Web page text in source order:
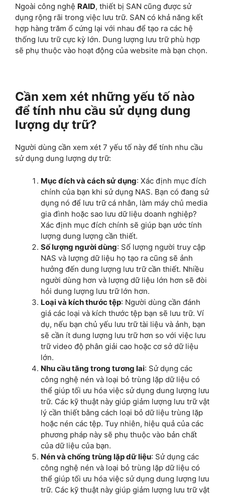
Ngoài công nghệ RAID, thiết bị SAN cũng được sử
dụng rộng rãi trong việc lưu trữ. SAN có khả năng kết
hợp hàng trăm ổ cứng lại với nhau để tạo ra các hệ
thống lưu trữ cực kỳ lớn. Dung lượng lưu trữ phù hợp
sẽ phụ thuộc vào hoạt động của website mà bạn chọn.
Cần xem xét những yếu tố nào
để tính nhu cầu sử dụng dung
lượng dự trữ?
Người dùng cần xem xét 7 yếu tố này để tính nhu cầu
sử dụng dung lượng dự trữ:
Mục đích và cách sử dụng: Xác định mục đích
chính của bạn khi sử dụng NAS. Bạn có đang sử
dụng nó để lưu trữ cá nhân, làm máy chủ media
gia đình hoặc sao lưu dữ liệu doanh nghiệp?
Xác định mục đích chính sẽ giúp bạn ước tính
lượng dung lượng cần thiết.
Số lượng người dùng: Số lượng người truy cập
NAS và lượng dữ liệu họ tạo ra cũng sẽ ảnh
hưởng đến dung lượng lưu trữ cần thiết. Nhiều
người dùng hơn và lượng dữ liệu lớn hơn sẽ đòi
hỏi dung lượng lưu trữ lớn hơn.
Loại và kích thước tệp: Người dùng cần đánh
giá các loại và kích thước tệp bạn sẽ lưu trữ. Ví
dụ, nếu bạn chủ yếu lưu trữ tài liệu và ảnh, bạn
sẽ cần ít dung lượng lưu trữ hơn so với việc lưu
trữ video độ phân giải cao hoặc cơ sở dữ liệu
lớn.
Nhu cầu tăng trong tương lai: Sử dụng các
công nghệ nén và loại bỏ trùng lặp dữ liệu có
thể giúp tối ưu hóa việc sử dụng dung lượng lưu
trữ. Các kỹ thuật này giúp giảm lượng lưu trữ vật
lý cần thiết bằng cách loại bỏ dữ liệu trùng lặp
hoặc nén các tệp. Tuy nhiên, hiệu quả của các
phương pháp này sẽ phụ thuộc vào bản chất
của dữ liệu của bạn.
Nén và chống trùng lặp dữ liệu: Sử dụng các
công nghệ nén và loại bỏ trùng lặp dữ liệu có
thể giúp tối ưu hóa việc sử dụng dung lượng lưu
trữ. Các kỹ thuật này giúp giảm lượng lưu trữ vật